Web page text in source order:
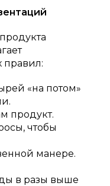
«на потом»
продукт.
чтобы
манере.
в разы выше